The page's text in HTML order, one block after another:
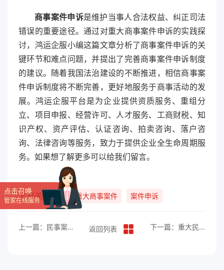
商事案件申诉是维护当事人合法权益、纠正司法
错误的重要途径。通过对重大商事案件申诉的实践探
讨，鸿运企服小编这篇文章分析了商事案件申诉的关
键环节和难点问题，并提出了完善商事案件申诉制度
的建议。随着我国法治建设的不断推进，相信商事案
件申诉制度将不断完善，更好地服务于商事活动的发
展。鸿运企服平台是为企业提供资质服务、重组分
立、项目申报、经营许可、人才服务、工商财税、知
识产权、资产评估、认证咨询、拍卖咨询、落户咨
询、法律咨询等服务，致力于提供企业全生命周期服
务。如果想了解更多可以给我们留言。
文章关键词： 重大商事案件 案件申诉
上一篇：民事案件诉讼指南 返回列表 下一篇：重大民事案件申诉指南
点击召唤
管家在线服务